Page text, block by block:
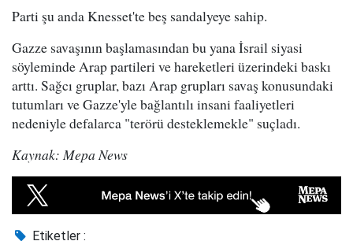
Parti şu anda Knesset'te beş sandalyeye sahip.
Gazze savaşının başlamasından bu yana İsrail siyasi
söyleminde Arap partileri ve hareketleri üzerindeki baskı
arttı. Sağcı gruplar, bazı Arap grupları savaş konusundaki
tutumları ve Gazze'yle bağlantılı insani faaliyetleri
nedeniyle defalarca "terörü desteklemekle" suçladı.
Kaynak: Mepa News
Etiketler :